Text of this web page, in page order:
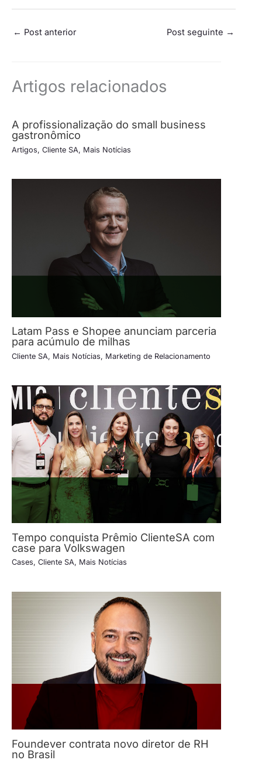
← Post anterior Post seguinte →
Artigos relacionados
A profissionalização do small business
gastronômico
Artigos, Cliente SA, Mais Notícias
Latam Pass e Shopee anunciam parceria
para acúmulo de milhas
Cliente SA, Mais Notícias, Marketing de Relacionamento
Tempo conquista Prêmio ClienteSA com
case para Volkswagen
Cases, Cliente SA, Mais Notícias
Foundever contrata novo diretor de RH
no Brasil